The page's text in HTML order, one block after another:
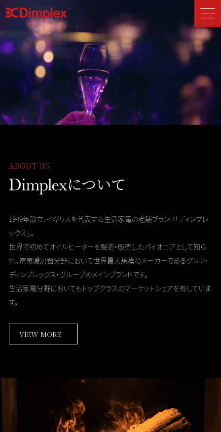
ABOUT US
について
1949年設立、イギリスを代表する生活家電の老舗ブランド「ディンプレ
ックス」。
世界で初めてオイルヒーターを製造・販売したパイオニアとして知ら
れ、 電気暖房器分野において世界最大規模のメーカーであるグレン・
ディンプレックス・グループのメインブランドです。
生活家電分野においてもトップクラスのマーケットシェアを有していま
す。
VIEW MORE